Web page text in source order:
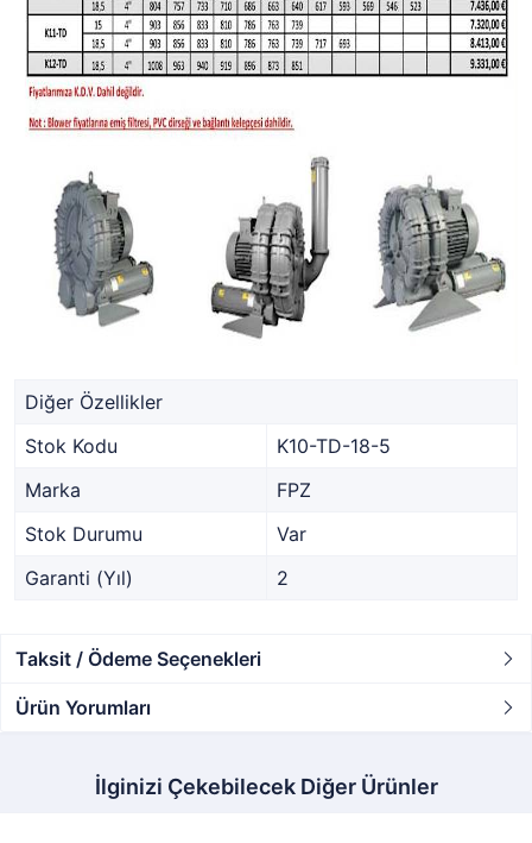
Diğer Özellikler
Stok Kodu
K10-TD-18-5
Marka
FPZ
Stok Durumu
Var
Garanti (Yıl)
2
Taksit / Ödeme Seçenekleri
Ürün Yorumları
İlginizi Çekebilecek Diğer Ürünler